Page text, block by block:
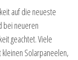
auf die neueste
bei neueren
geachtet. Viele
Solarpaneelen,